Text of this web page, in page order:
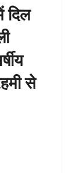
दिल
से